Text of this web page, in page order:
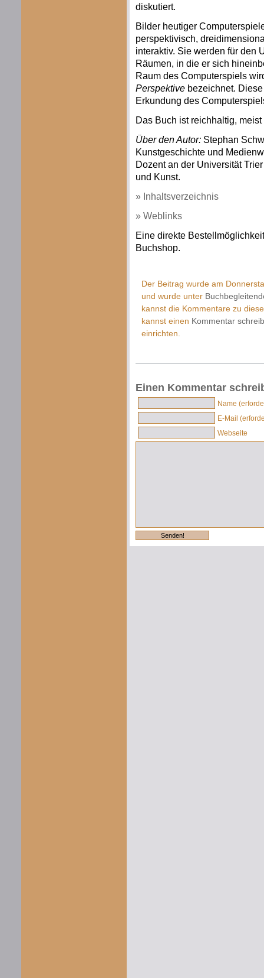
diskutiert.
Bilder heutiger
perspektivisch,
interaktiv. Sie werden für den
Räumen, in die er sich
Raum des Computerspiels
Perspektive bezeichnet.
Erkundung des
Das Buch ist reichhaltig,
Über den Autor: Stephan
Kunstgeschichte und
Dozent an der Universität
und Kunst.
» Inhaltsverzeichnis
» Weblinks
Eine direkte
Buchshop.
Der Beitrag wurde am
und wurde unter
kannst die Kommentare zu
kannst einen Kommentar
einrichten.
Einen Kommentar
Name
E-Mail
Webseite